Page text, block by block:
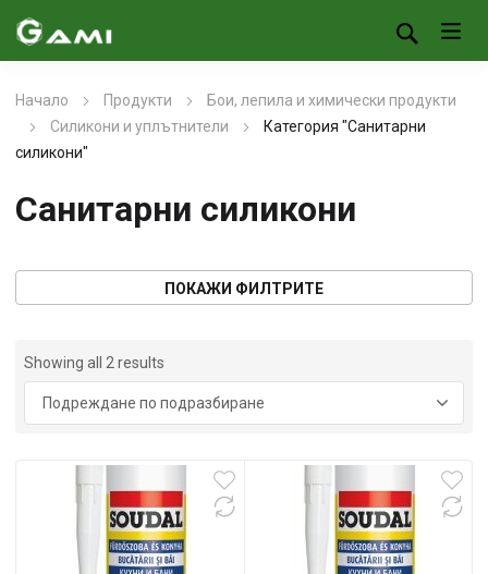
Начало Продукти
Бои, лепила и химически продукти
Силикони и уплътнители
Категория "Санитарни
силикони"
Санитарни силикони
ПОКАЖИ ФИЛТРИТЕ
Showing all 2 results